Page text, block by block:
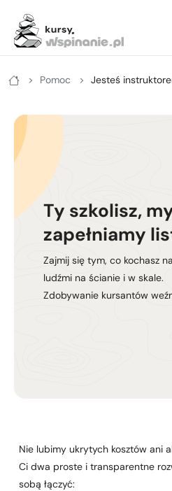
Pomoc Jesteś
Ty szkolisz,
zapełniamy
Zajmij się tym, co kochasz
ludźmi na ścianie i w skale.
Zdobywanie kursantów
Nie lubimy ukrytych kosztów ani
Ci dwa proste i transparentne
sobą łączyć:
Letnie
Zimowe
Kurs na ściance
Kurs po drogach ubezpieczonych
Kurs na własnej asekuracji
Kurs skałkowy pełny
Podstawowy kurs wielowyciągowy
Doszkalający kurs
Letni kurs taternicki
Kurs turystyki zimowej -
Kurs turystyki zimowej -
Kurs skiturowy - podstawowy
Kurs narciarstwa
zaawansowany
Kurs lawinowy